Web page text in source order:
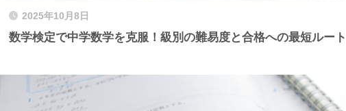
2025年10月8日
数学検定で中学数学を克服！級別の難易度と合格への最短ルート